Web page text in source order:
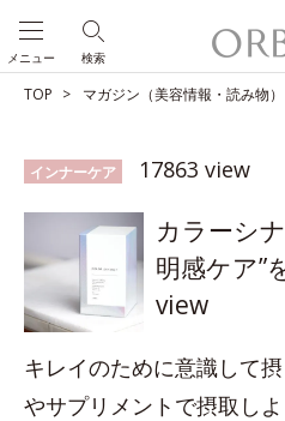
検索
メニュー
TOP マガジン（美容情報・読み物）
インナーケア 17863 view
カラーシ
明感ケア”
view
キレイのために意識して
やサプリメントで摂取し